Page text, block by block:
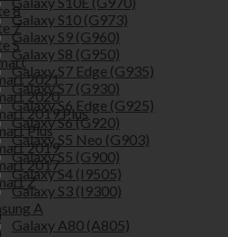
Galaxy S10 (G973)
Galaxy S9 (G960)
Galaxy S8 (G950)
Galaxy S7 Edge (G935)
Galaxy S7 (G930)
Galaxy S6 Edge (G925)
Galaxy S6 (G920)
Galaxy S5 Neo (G903)
Galaxy S5 (G900)
Galaxy S4 (I9505)
Galaxy S3 (I9300)
A
Galaxy A80 (A805)
8
7
S
2021
2020
2019 Plus
Plus
2019
2017
Z